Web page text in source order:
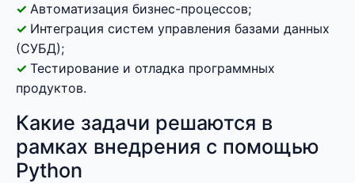
Автоматизация бизнес-процессов;
Интеграция систем управления базами данных
(СУБД);
Тестирование и отладка программных
продуктов.
Какие задачи решаются в
рамках внедрения с помощью
Python